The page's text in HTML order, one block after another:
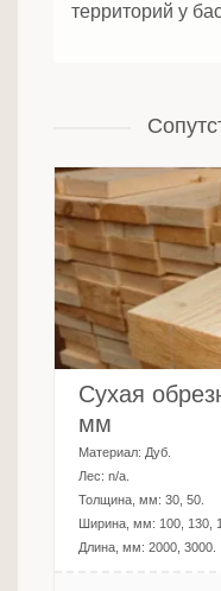
территорий у
Сухая
мм
Материал: Дуб.
Лес: n/a.
Толщина, мм: 30, 50.
Ширина, мм: 100, 130,
Длина, мм: 2000, 3000.